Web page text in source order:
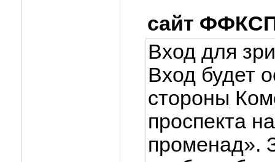
сайт
Вход для
Вход будет
стороны
проспекта
променад».